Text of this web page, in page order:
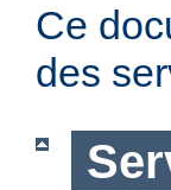
Ce
des